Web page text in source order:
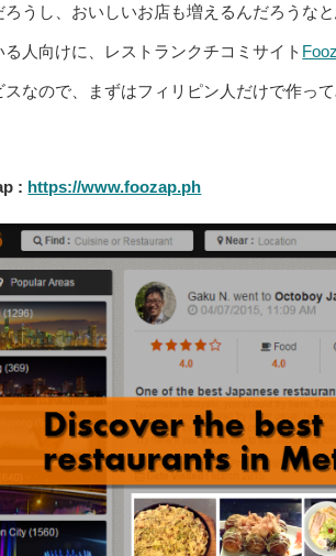
ろうし、おいしいお店も増えるんだろうな
る人向けに、レストランクチコミサイト
スなので、まずはフィリピン人だけで作って
: https://www.foozap.ph